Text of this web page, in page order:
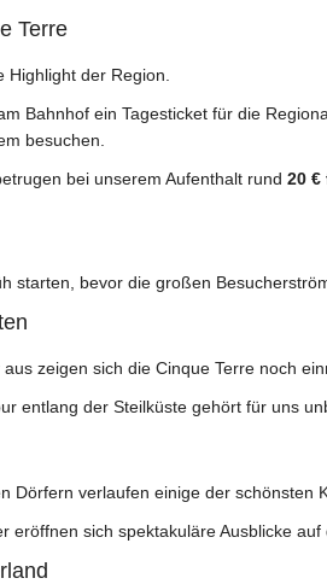
Terre
Highlight der Region.
Bahnhof ein Tagesticket für die
besuchen.
bei unserem Aufenthalt rund 20 €
starten, bevor die großen
aus zeigen sich die Cinque Terre noch
entlang der Steilküste gehört für uns
Dörfern verlaufen einige der schönsten
eröffnen sich spektakuläre Ausblicke auf